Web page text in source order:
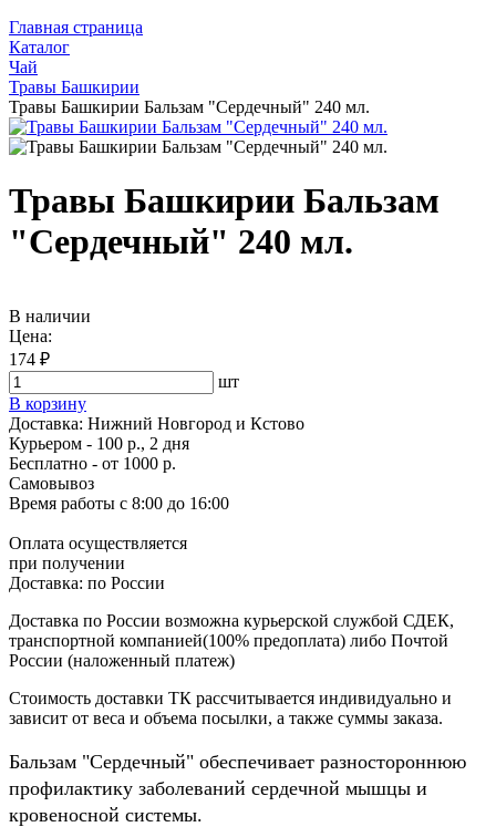
Главная страница
Каталог
Чай
Травы Башкирии
Травы Башкирии Бальзам "Сердечный" 240 мл.
Травы Башкирии Бальзам
"Сердечный" 240 мл.
В наличии
Цена:
174 ₽
шт
В корзину
Доставка: Нижний Новгород и Кстово
Курьером - 100 р., 2 дня
Бесплатно - от 1000 р.
Самовывоз
Время работы с 8:00 до 16:00
Оплата осуществляется
при получении
Доставка: по России
Доставка по России возможна курьерской службой СДЕК,
транспортной компанией(100% предоплата) либо Почтой
России (наложенный платеж)
Стоимость доставки ТК рассчитывается индивидуально и
зависит от веса и объема посылки, а также суммы заказа.
Бальзам "Сердечный" обеспечивает разностороннюю
профилактику заболеваний сердечной мышцы и
кровеносной системы.